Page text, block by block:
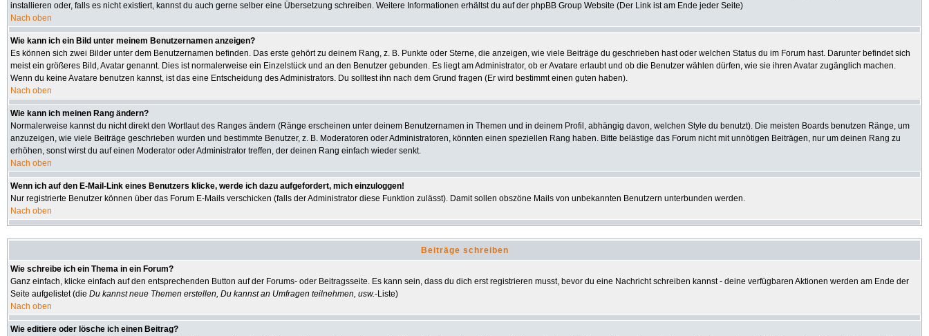
installieren oder, falls es nicht existiert, kannst du auch gerne selber eine Übersetzung schreiben. Weitere Informationen erhältst du auf der phpBB Group Website (Der Link ist am Ende jeder Seite)
Nach oben
Wie kann ich ein Bild unter meinem Benutzernamen anzeigen?
Es können sich zwei Bilder unter dem Benutzernamen befinden. Das erste gehört zu deinem Rang, z. B. Punkte oder Sterne, die anzeigen, wie viele Beiträge du geschrieben hast oder welchen Status du im Forum hast. Darunter befindet sich
meist ein größeres Bild, Avatar genannt. Dies ist normalerweise ein Einzelstück und an den Benutzer gebunden. Es liegt am Administrator, ob er Avatare erlaubt und ob die Benutzer wählen dürfen, wie sie ihren Avatar zugänglich machen.
Wenn du keine Avatare benutzen kannst, ist das eine Entscheidung des Administrators. Du solltest ihn nach dem Grund fragen (Er wird bestimmt einen guten haben).
Nach oben
Wie kann ich meinen Rang ändern?
Normalerweise kannst du nicht direkt den Wortlaut des Ranges ändern (Ränge erscheinen unter deinem Benutzernamen in Themen und in deinem Profil, abhängig davon, welchen Style du benutzt). Die meisten Boards benutzen Ränge, um
anzuzeigen, wie viele Beiträge geschrieben wurden und bestimmte Benutzer, z. B. Moderatoren oder Administratoren, könnten einen speziellen Rang haben. Bitte belästige das Forum nicht mit unnötigen Beiträgen, nur um deinen Rang zu
erhöhen, sonst wirst du auf einen Moderator oder Administrator treffen, der deinen Rang einfach wieder senkt.
Nach oben
Wenn ich auf den E-Mail-Link eines Benutzers klicke, werde ich dazu aufgefordert, mich einzuloggen!
Nur registrierte Benutzer können über das Forum E-Mails verschicken (falls der Administrator diese Funktion zulässt). Damit sollen obszöne Mails von unbekannten Benutzern unterbunden werden.
Nach oben
Beiträge schreiben
Wie schreibe ich ein Thema in ein Forum?
Ganz einfach, klicke einfach auf den entsprechenden Button auf der Forums- oder Beitragsseite. Es kann sein, dass du dich erst registrieren musst, bevor du eine Nachricht schreiben kannst - deine verfügbaren Aktionen werden am Ende der
Seite aufgelistet (die Du kannst neue Themen erstellen, Du kannst an Umfragen teilnehmen, usw.-Liste)
Nach oben
Wie editiere oder lösche ich einen Beitrag?